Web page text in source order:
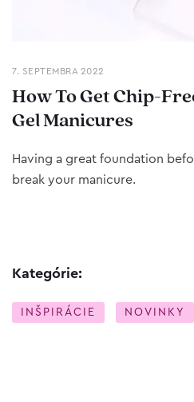
7. SEPTEMBRA 2022
How To Get Chip-
Gel Manicures
Having a great foundation
break your manicure.
Kategórie:
INŠPIRÁCIE NOVINKY